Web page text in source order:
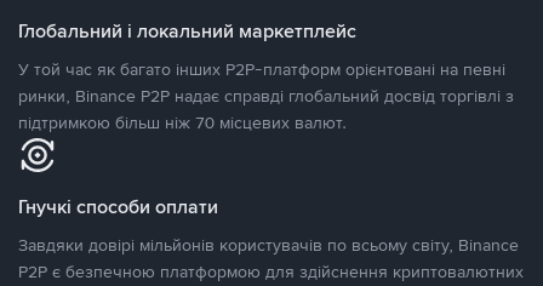
Глобальний і локальний маркетплейс
У той час як багато інших P2P-платформ орієнтовані на певні
ринки, Binance P2P надає справді глобальний досвід торгівлі з
підтримкою більш ніж 70 місцевих валют.
Гнучкі способи оплати
Завдяки довірі мільйонів користувачів по всьому світу, Binance
P2P є безпечною платформою для здійснення криптовалютних